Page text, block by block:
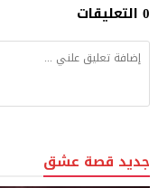
0 التعليقات
جديد قصة عشق